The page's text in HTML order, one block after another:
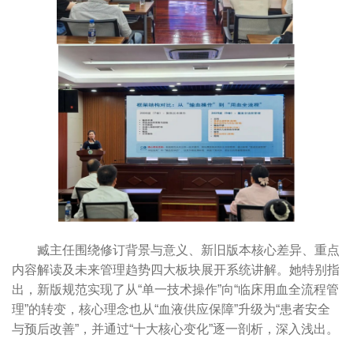
臧主任围绕修订背景与意义、新旧版本核心差异、重点
内容解读及未来管理趋势四大板块展开系统讲解。她特别指
出，新版规范实现了从“单一技术操作”向“临床用血全流程管
理”的转变，核心理念也从“血液供应保障”升级为“患者安全
与预后改善”，并通过“十大核心变化”逐一剖析，深入浅出。